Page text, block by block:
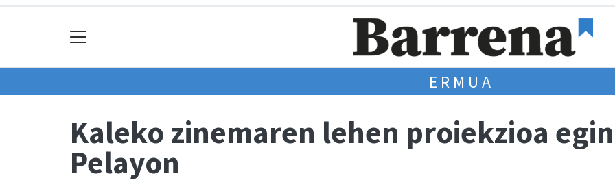
ERMUA
Kaleko zinemaren lehen proiekzioa
Pelayon